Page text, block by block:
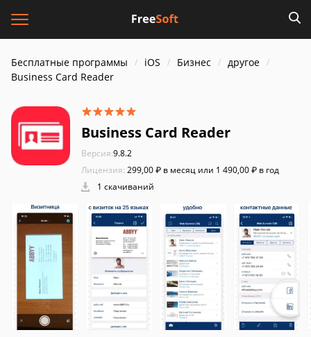
Бесплатные программы iOS Бизнес
другое
Business Card Reader
Business Card Reader
Версия:9.8.2
Лицензия: 299,00 ₽ в месяц или 1 490,00 ₽ в год
1 скачиваний